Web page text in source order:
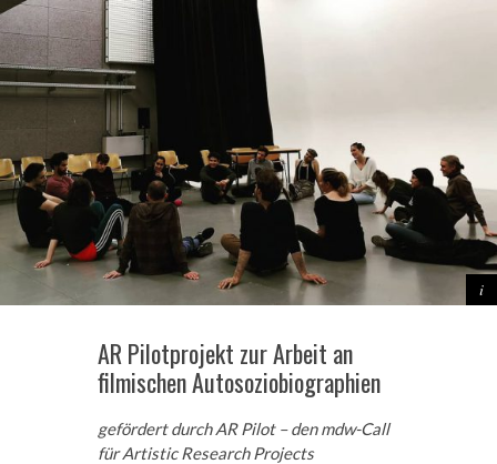
AR Pilotprojekt zur Arbeit an
filmischen Autosoziobiographien
gefördert durch AR Pilot – den mdw-Call
für Artistic Research Projects